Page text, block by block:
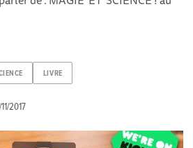
LIVRE
2017